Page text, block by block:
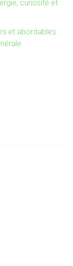
curiosité et
et abordables